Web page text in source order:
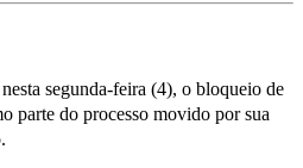
segunda-feira (4), o bloqueio de
parte do processo movido por sua